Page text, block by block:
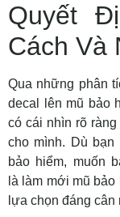
Quyết
Cách Và
Qua những phân
decal lên mũ bảo
có cái nhìn rõ
cho mình. Dù
bảo hiểm, muốn
là làm mới mũ bảo
lựa chọn đáng cân